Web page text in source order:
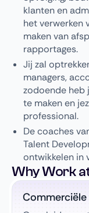
klanten en
het verwerken
maken van
rapportages.
Jij zal
managers,
zodoende heb
te maken en
professional.
De coaches
Talent
ontwikkelen in
Why Work